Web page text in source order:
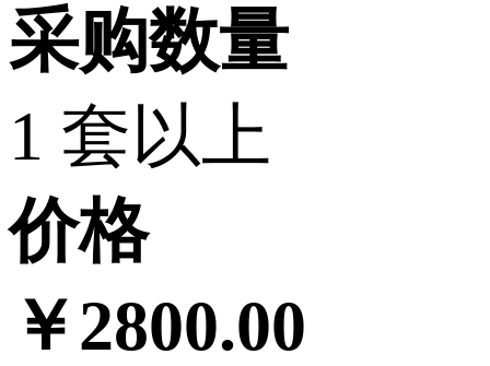
采购数量
1 套以上
价格
￥2800.00